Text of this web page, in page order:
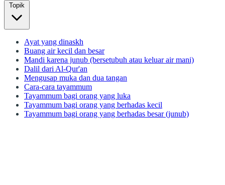
Topik
Ayat yang dinaskh
Buang air kecil dan besar
Mandi karena junub (bersetubuh atau keluar air mani)
Dalil dari Al-Qur'an
Mengusap muka dan dua tangan
Cara-cara tayammum
Tayammum bagi orang yang luka
Tayammum bagi orang yang berhadas kecil
Tayammum bagi orang yang berhadas besar (junub)